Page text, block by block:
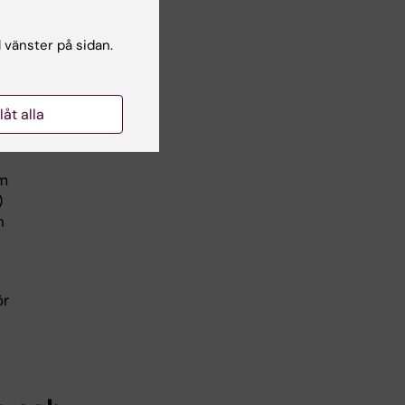
på sidan.
alla